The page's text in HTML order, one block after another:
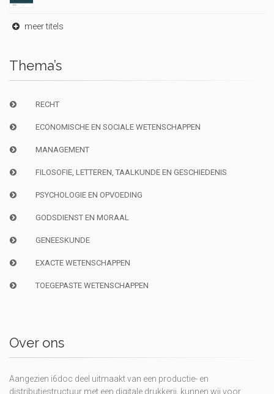
meer titels
Thema’s
RECHT
ECONOMISCHE EN SOCIALE WETENSCHAPPEN
MANAGEMENT
FILOSOFIE, LETTEREN, TAALKUNDE EN GESCHIEDENIS
PSYCHOLOGIE EN OPVOEDING
GODSDIENST EN MORAAL
GENEESKUNDE
EXACTE WETENSCHAPPEN
TOEGEPASTE WETENSCHAPPEN
Over ons
Aangezien i6doc deel uitmaakt van een productie- en
distributiestructuur met een digitale drukkerij, kunnen wij voor